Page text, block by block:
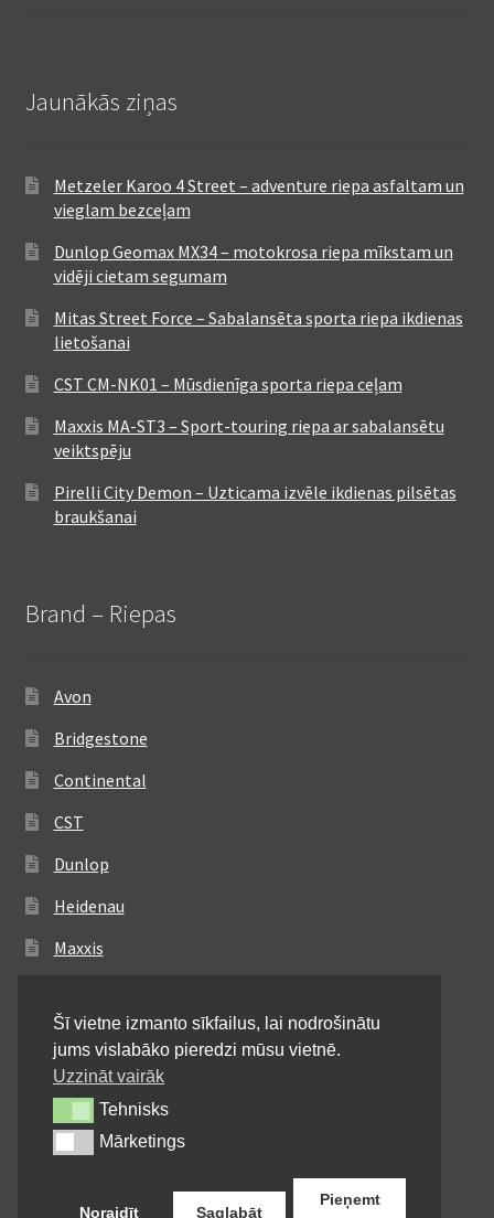
Jaunākās ziņas
Metzeler Karoo 4 Street – adventure riepa asfaltam un
vieglam bezceļam
Dunlop Geomax MX34 – motokrosa riepa mīkstam un
vidēji cietam segumam
Mitas Street Force – Sabalansēta sporta riepa ikdienas
lietošanai
CST CM-NK01 – Mūsdienīga sporta riepa ceļam
Maxxis MA-ST3 – Sport-touring riepa ar sabalansētu
veiktspēju
Pirelli City Demon – Uzticama izvēle ikdienas pilsētas
braukšanai
Brand – Riepas
Avon
Bridgestone
Continental
CST
Dunlop
Heidenau
Maxxis
Michelin
Mitas
Pirelli
Shinko
Šī vietne izmanto sīkfailus, lai nodrošinātu
jums vislabāko pieredzi mūsu vietnē.
Uzzināt vairāk
TehnisksTehnisks
MārketingsMārketings
Noraidīt Saglabāt
Pieņemt